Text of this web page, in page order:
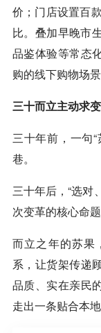
价；门店设置百
比。叠加早晚市
品鉴体验等常态
购的线下购物场景
三十而立主动求
三十年前，一句
巷。
三十年后，“选对
次变革的核心命题
而立之年的苏果
系，让货架传递
品质、实在亲民
走出一条贴合本